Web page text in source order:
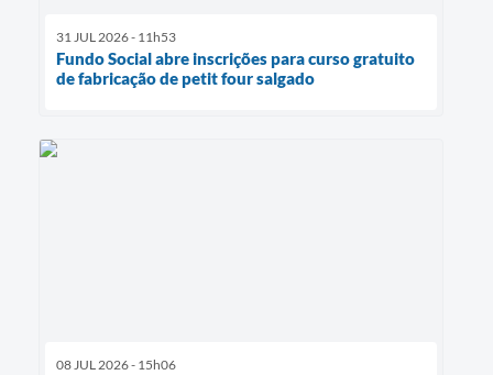
31 JUL 2026 - 11h53
Fundo Social abre inscrições para curso gratuito
de fabricação de petit four salgado
08 JUL 2026 - 15h06